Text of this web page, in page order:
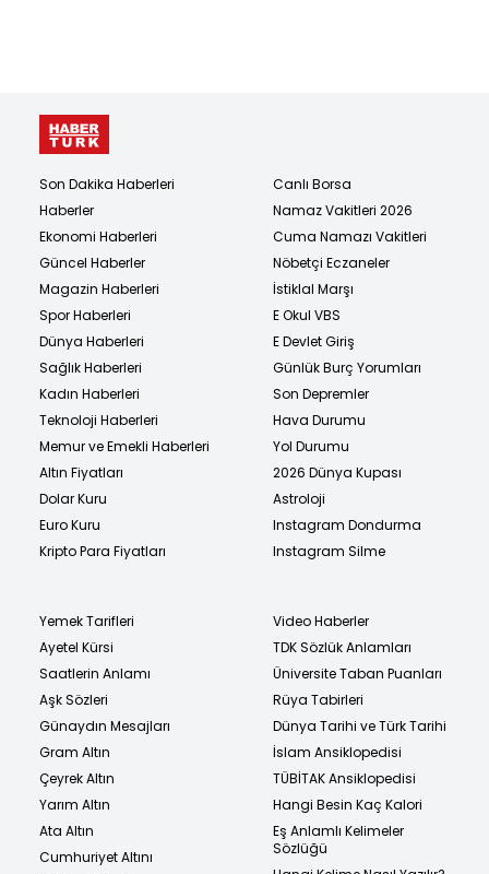
Son Dakika Haberleri
Haberler
Ekonomi Haberleri
Güncel Haberler
Magazin Haberleri
Spor Haberleri
Dünya Haberleri
Sağlık Haberleri
Kadın Haberleri
Teknoloji Haberleri
Memur ve Emekli Haberleri
Altın Fiyatları
Dolar Kuru
Euro Kuru
Kripto Para Fiyatları
Canlı Borsa
Namaz Vakitleri 2026
Cuma Namazı Vakitleri
Nöbetçi Eczaneler
İstiklal Marşı
E Okul VBS
E Devlet Giriş
Günlük Burç Yorumları
Son Depremler
Hava Durumu
Yol Durumu
2026 Dünya Kupası
Astroloji
Instagram Dondurma
Instagram Silme
Yemek Tarifleri
Ayetel Kürsi
Saatlerin Anlamı
Aşk Sözleri
Günaydın Mesajları
Gram Altın
Çeyrek Altın
Yarım Altın
Ata Altın
Cumhuriyet Altını
Video Haberler
TDK Sözlük Anlamları
Üniversite Taban Puanları
Rüya Tabirleri
Dünya Tarihi ve Türk Tarihi
İslam Ansiklopedisi
TÜBİTAK Ansiklopedisi
Hangi Besin Kaç Kalori
Eş Anlamlı Kelimeler
Sözlüğü